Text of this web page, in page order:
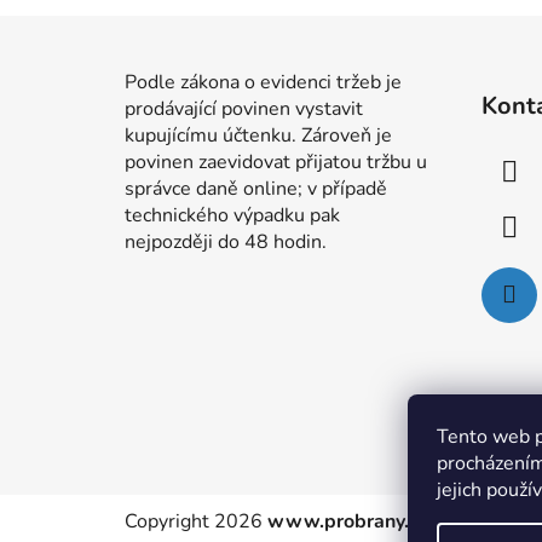
Tento web
jejich
Podle zákona o evidenci tržeb je
prodávající povinen vystavit
kupujícímu účtenku. Zároveň je
povinen zaevidovat přijatou tržbu u
správce daně online; v případě
technického výpadku pak
nejpozději do 48 hodin.
Copyright 2026 www.probrany.cz . Všechna